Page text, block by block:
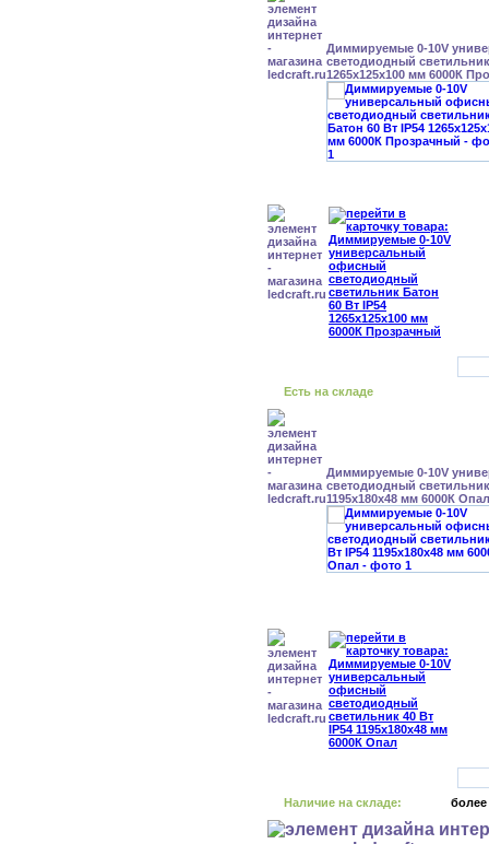
Диммируемые 0-10V
светодиодный
1265x125x100 мм 6000К
Есть на складе
Диммируемые 0-10V
светодиодный
1195x180x48 мм 6000К Опал
Наличие на складе: более